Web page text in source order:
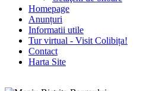
Homepage
Anunțuri
Informatii utile
Tur virtual - Visit Colibița!
Contact
Harta Site